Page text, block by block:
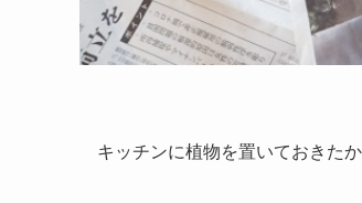
キッチンに植物を置いておきた